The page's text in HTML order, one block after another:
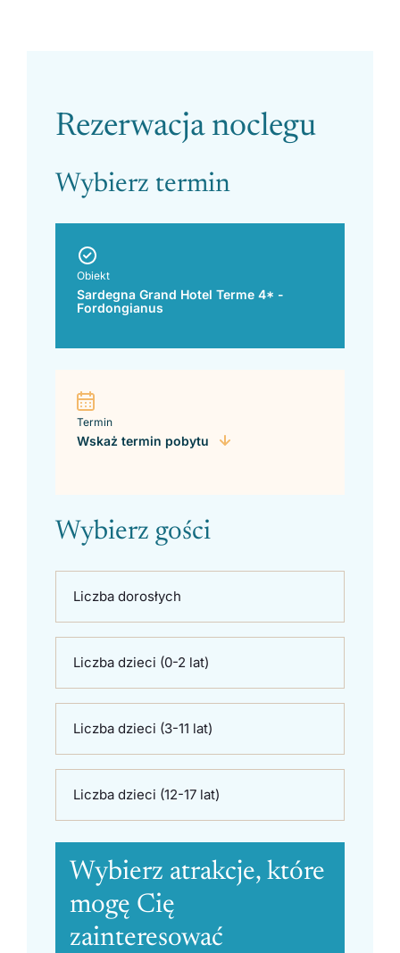
Please leave this field empty.
Rezerwacja noclegu
Wybierz termin
Obiekt
Sardegna Grand Hotel Terme 4* -
Fordongianus
Termin
Wskaż termin pobytu
Wybierz gości
Liczba dorosłych
Liczba dzieci (0-2 lat)
Liczba dzieci (3-11 lat)
Liczba dzieci (12-17 lat)
Wybierz atrakcje, które
mogę Cię
zainteresować